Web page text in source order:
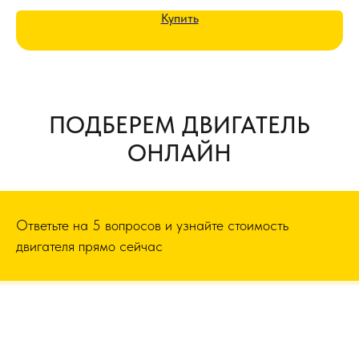
Купить
ПОДБЕРЕМ ДВИГАТЕЛЬ
ОНЛАЙН
Ответьте на 5 вопросов и узнайте стоимость
двигателя прямо сейчас